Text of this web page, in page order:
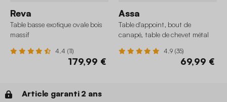
Reva
Table basse exotique ovale bois
massif
4.4 (11)
179,99 €
Assa
Table d'appoint, bout de
canapé, table de chevet métal
4.9 (35)
69,99 €
Article garanti 2 ans